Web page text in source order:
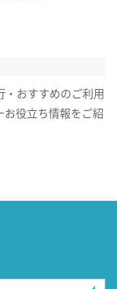
・おすすめのご利用
役立ち情報をご紹